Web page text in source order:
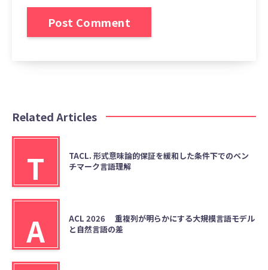
Related Articles
T
TACL. 形式意味論的保証を緩和した条件下でのベン
チマーク言語理解
A
ACL 2026 重複列が明らかにする大規模言語モデル
と自然言語の差